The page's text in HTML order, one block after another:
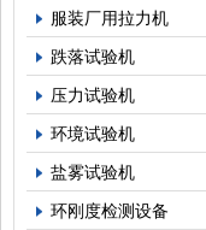
服装厂用拉力机
跌落试验机
压力试验机
环境试验机
盐雾试验机
环刚度检测设备